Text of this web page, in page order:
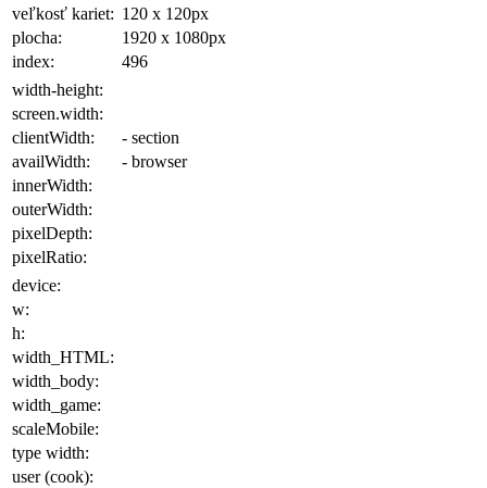
veľkosť kariet: 120 x 120px
plocha: 1920 x 1080px
index:
496
width-height:
screen.width:
clientWidth:
- section
availWidth:
- browser
innerWidth:
outerWidth:
pixelDepth:
pixelRatio:
device:
w:
h:
width_HTML:
width_body:
width_game:
scaleMobile:
type width:
user (cook):